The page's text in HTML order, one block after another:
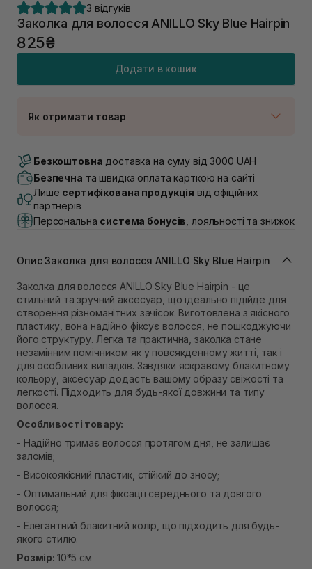
3 відгуків
Заколка для волосся ANILLO Sky Blue Hairpin
825₴
Додати в кошик
Як отримати товар
В наявності
Самовивіз м. Луцьк, вул. Винниченка 4
В наявності
Самовивіз м. Львів, вул. Академіка Підстригача, 1В
(Duck’s Lake)
В наявності
В наявності
Самовивіз м. Рівне, вул. 16-го Липня, 15
В наявності
Самовивіз м. Рівне, вул. Кулика і Гудачека 23 (ТЦ
Екватор)
В наявності
Безкоштовна доставка на суму від 3000 UAH
Безпечна та швидка оплата карткою на сайті
Лише сертифікована продукція від офіційних
партнерів
Персональна система бонусів , лояльності та знижок
Опис Заколка для волосся ANILLO Sky Blue Hairpin
Заколка для волосся ANILLO Sky Blue Hairpin - це
стильний та зручний аксесуар, що ідеально підійде для
створення різноманітних зачісок. Виготовлена з якісного
пластику, вона надійно фіксує волосся, не пошкоджуючи
його структуру. Легка та практична, заколка стане
незамінним помічником як у повсякденному житті, так і
для особливих випадків. Завдяки яскравому блакитному
кольору, аксесуар додасть вашому образу свіжості та
легкості. Підходить для будь-якої довжини та типу
волосся.
Особливості товару:
- Надійно тримає волосся протягом дня, не залишає
заломів;
- Високоякісний пластик, стійкий до зносу;
- Оптимальний для фіксації середнього та довгого
волосся;
- Елегантний блакитний колір, що підходить для будь-
якого стилю.
Розмір: 10*5 см